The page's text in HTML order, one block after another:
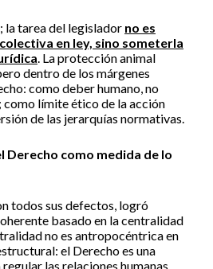
la tarea del legislador no es
en ley, sino someterla
. La protección animal
dentro de los márgenes
como deber humano, no
como límite ético de la acción
de las jerarquías normativas.
Derecho como medida de lo
todos sus defectos, logró
basado en la centralidad
no es antropocéntrica en
el Derecho es una
las relaciones humanas.